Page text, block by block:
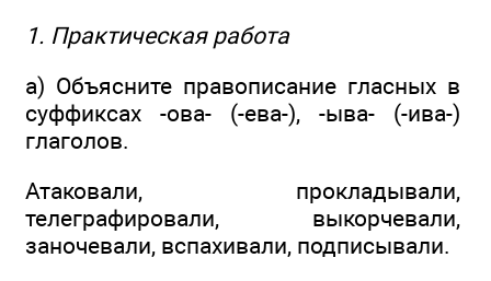
1. Практическая работа
а) Объясните правописание гласных в
суффиксах -ова- (-ева-), -ыва- (-ива-)
глаголов.
Атаковали, прокладывали,
телеграфировали, выкорчевали,
заночевали, вспахивали, подписывали.